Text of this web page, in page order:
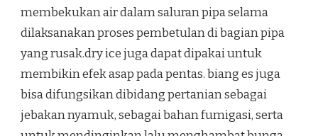
membekukan air dalam saluran pipa selama
dilaksanakan proses pembetulan di bagian pipa
yang rusak.dry ice juga dapat dipakai untuk
membikin efek asap pada pentas. biang es juga
bisa difungsikan dibidang pertanian sebagai
jebakan nyamuk, sebagai bahan fumigasi, serta